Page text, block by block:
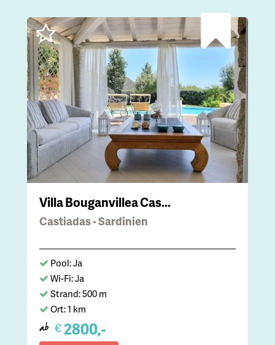
Villa Bouganvillea Cas...
Castiadas - Sardinien
Pool: Ja
Wi-Fi: Ja
Strand: 500 m
Ort: 1 km
ab €2800,-